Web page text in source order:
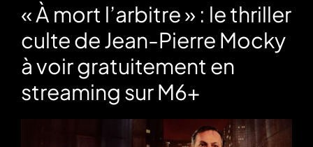
« À mort l’arbitre » : le thriller
culte de Jean-Pierre Mocky
à voir gratuitement en
streaming sur M6+